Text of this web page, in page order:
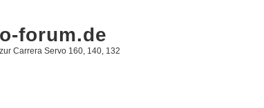
forum.de
Carrera Servo 160, 140, 132